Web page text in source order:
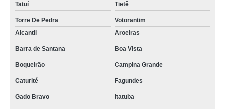
Tatuí Tietê
Torre De Pedra
Votorantim
Alcantil
Aroeiras
Barra de Santana Boa Vista
Boqueirão Campina Grande
Caturité Fagundes
Gado Bravo Itatuba